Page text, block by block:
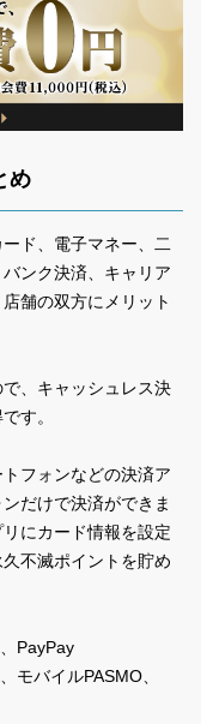
め
ド、電子マネー、二
ンク決済、キャリア
舗の双方にメリット
、キャッシュレス決
す。
フォンなどの決済ア
だけで決済ができま
にカード情報を設定
不滅ポイントを貯め
PayPay
モバイルPASMO、